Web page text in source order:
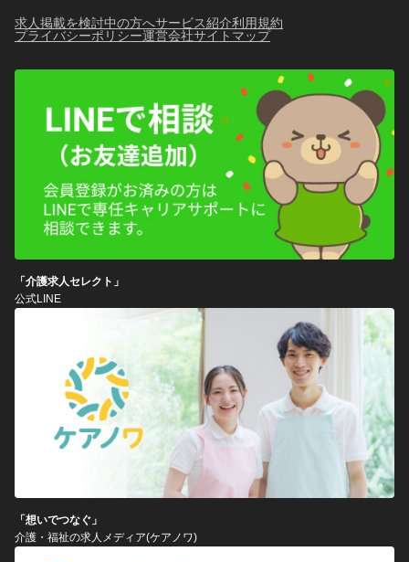
求人掲載を検討中の方へサービス紹介利用規約
プライバシーポリシー運営会社サイトマップ
「介護求人セレクト」
公式LINE
「想いでつなぐ」
介護・福祉の求人メディア(ケアノワ)